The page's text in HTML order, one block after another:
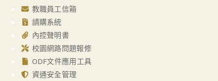
教職員工信箱
請購系統
內控聲明書
校園網路問題報修
ODF文件應用工具
資通安全管理